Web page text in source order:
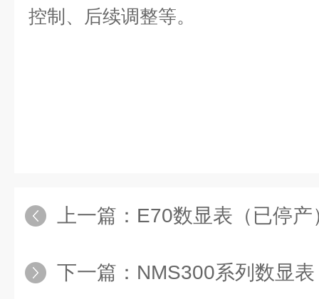
控制、后续调整等。
上一篇： E70数显表（已停产
下一篇： NMS300系列数显